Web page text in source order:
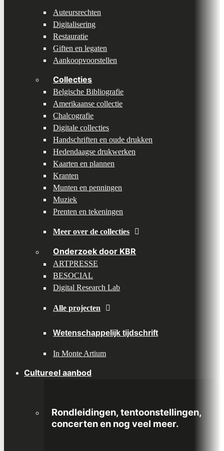
Auteursrechten
Digitalisering
Restauratie
Giften en legaten
Aankoopvoorstellen
Collecties
Belgische Bibliografie
Amerikaanse collectie
Chalcografie
Digitale collecties
Handschriften en oude drukken
Hedendaagse drukwerken
Kaarten en plannen
Kranten
Munten en penningen
Muziek
Prenten en tekeningen
Meer over de collecties
Onderzoek door KBR
ARTPRESSE
BESOCIAL
Digital Research Lab
Alle projecten
Wetenschappelijk tijdschrift
In Monte Artium
Cultureel aanbod
Rondleidingen, tentoonstellingen,
concerten en nog veel meer.